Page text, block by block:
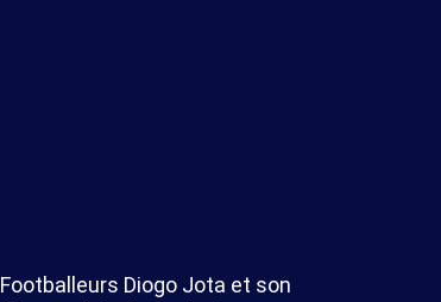
Footballeurs Diogo Jota et son